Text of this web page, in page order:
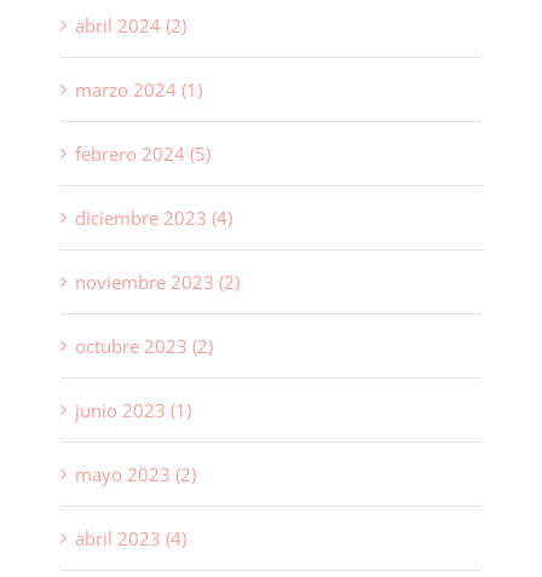
abril 2024 (2)
marzo 2024 (1)
febrero 2024 (5)
diciembre 2023 (4)
noviembre 2023 (2)
octubre 2023 (2)
junio 2023 (1)
mayo 2023 (2)
abril 2023 (4)